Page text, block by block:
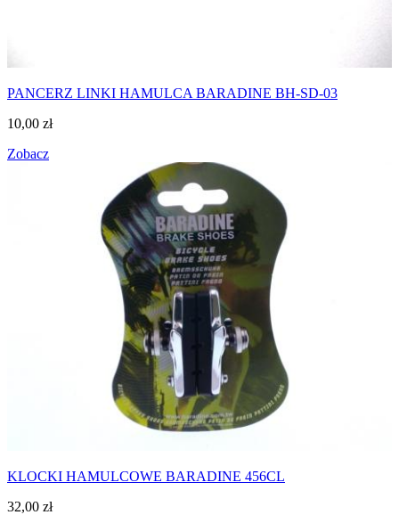
PANCERZ LINKI HAMULCA BARADINE BH-SD-03
10,00 zł
Zobacz
KLOCKI HAMULCOWE BARADINE 456CL
32,00 zł